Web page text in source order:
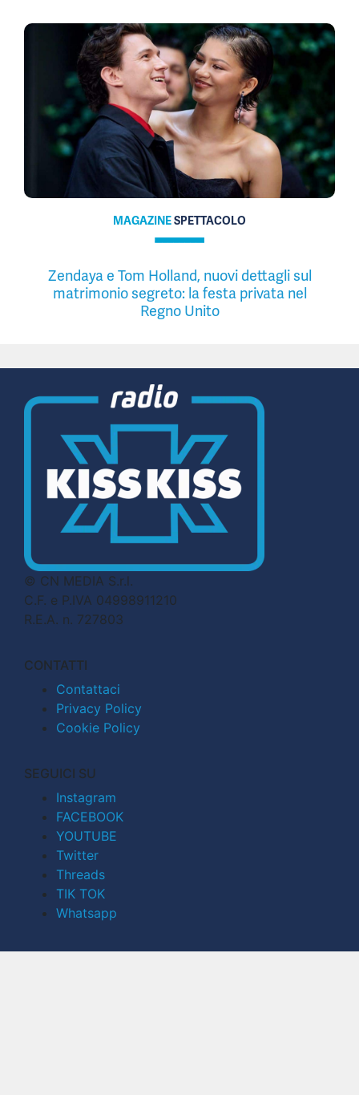
MAGAZINESPETTACOLO
Zendaya e Tom Holland, nuovi dettagli sul
matrimonio segreto: la festa privata nel
Regno Unito
© CN MEDIA S.r.l.
C.F. e P.IVA 04998911210
R.E.A. n. 727803
CONTATTI
Contattaci
Privacy Policy
Cookie Policy
SEGUICI SU
Instagram
FACEBOOK
YOUTUBE
Twitter
Threads
TIK TOK
Whatsapp